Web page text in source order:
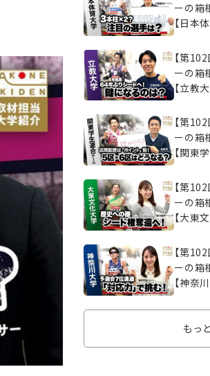
ーの箱
【日本
【第
ーの箱
【立教
【第
ーの箱
【関東
【第
ーの箱
【大東
【第
ーの箱
【神奈
もっ